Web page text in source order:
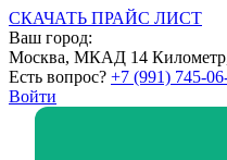
СКАЧАТЬ ПРАЙС ЛИСТ
Ваш город:
Москва, МКАД 14
Есть вопрос? +7 (991) 745-
Войти